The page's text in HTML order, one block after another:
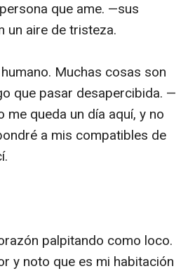
que ame. —sus
un aire de tristeza.
Muchas cosas son
que pasar desapercibida. —
me queda un día aquí, y no
a mis compatibles de
palpitando como loco.
y noto que es mi habitación